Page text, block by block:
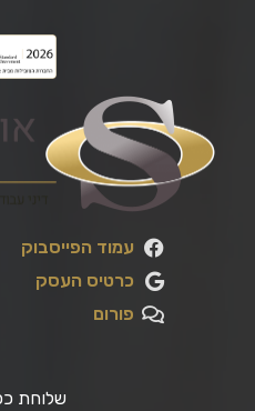
עמוד הפייסבוק
כרטיס העסק
פורום
שלוחת